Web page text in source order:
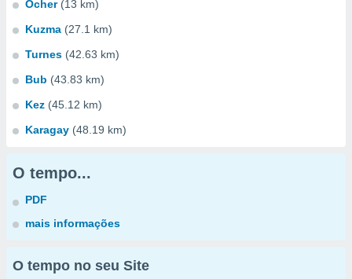
Ocher (13 km)
Kuzma (27.1 km)
Turnes (42.63 km)
Bub (43.83 km)
Kez (45.12 km)
Karagay (48.19 km)
O tempo...
PDF
mais informações
O tempo no seu Site